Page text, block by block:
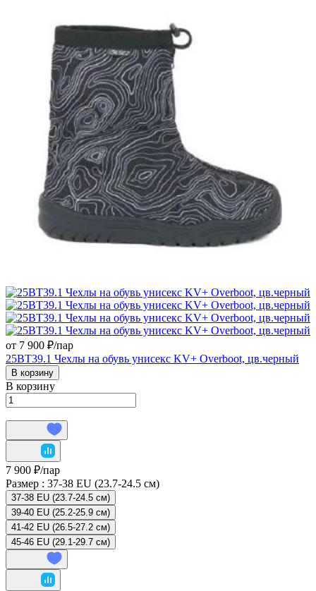
от 7 900 ₽/пар
25BT39.1 Чехлы на обувь унисекс KV+ Overboot, цв.черный
В корзину
В корзину
7 900 ₽/пар
Размер : 37-38 EU (23.7-24.5 см)
37-38 EU (23.7-24.5 см)
39-40 EU (25.2-25.9 см)
41-42 EU (26.5-27.2 см)
45-46 EU (29.1-29.7 см)